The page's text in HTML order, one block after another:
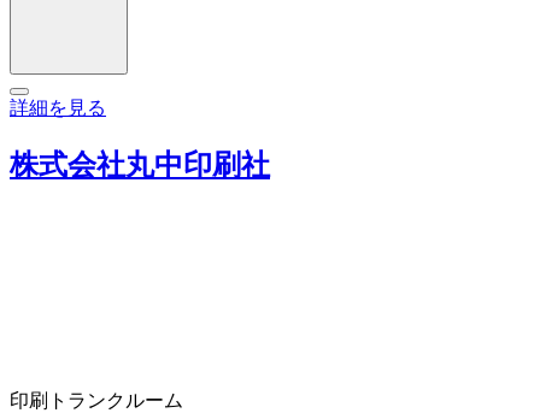
詳細を見る
株式会社丸中印刷社
印刷 トランクルーム